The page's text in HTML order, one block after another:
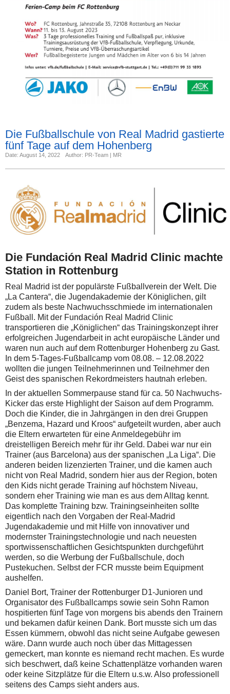
Die Fußballschule von Real Madrid gastierte
fünf Tage auf dem Hohenberg
Date: August 14, 2022 Author: PR-Team | MR
Die Fundación Real Madrid Clinic machte
Station in Rottenburg
Real Madrid ist der populärste Fußballverein der Welt. Die
„La Cantera“, die Jugendakademie der Königlichen, gilt
zudem als beste Nachwuchsschmiede im internationalen
Fußball. Mit der Fundación Real Madrid Clinic
transportieren die „Königlichen“ das Trainingskonzept ihrer
erfolgreichen Jugendarbeit in acht europäische Länder und
waren nun auch auf dem Rottenburger Hohenberg zu Gast.
In dem 5-Tages-Fußballcamp vom 08.08. – 12.08.2022
wollten die jungen Teilnehmerinnen und Teilnehmer den
Geist des spanischen Rekordmeisters hautnah erleben.
In der aktuellen Sommerpause stand für ca. 50 Nachwuchs-
Kicker das erste Highlight der Saison auf dem Programm.
Doch die Kinder, die in Jahrgängen in den drei Gruppen
„Benzema, Hazard und Kroos“ aufgeteilt wurden, aber auch
die Eltern erwarteten für eine Anmeldegebühr im
dreistelligen Bereich mehr für ihr Geld. Dabei war nur ein
Trainer (aus Barcelona) aus der spanischen „La Liga“. Die
anderen beiden lizenzierten Trainer, und die kamen auch
nicht von Real Madrid, sondern hier aus der Region, boten
den Kids nicht gerade Training auf höchstem Niveau,
sondern eher Training wie man es aus dem Alltag kennt.
Das komplette Training bzw. Trainingseinheiten sollte
eigentlich nach den Vorgaben der Real-Madrid
Jugendakademie und mit Hilfe von innovativer und
modernster Trainingstechnologie und nach neuesten
sportwissenschaftlichen Gesichtspunkten durchgeführt
werden, so die Werbung der Fußballschule, doch
Pustekuchen. Selbst der FCR musste beim Equipment
aushelfen.
Daniel Bort, Trainer der Rottenburger D1-Junioren und
Organisator des Fußballcamps sowie sein Sohn Ramon
hospitierten fünf Tage von morgens bis abends den Trainern
und bekamen dafür keinen Dank. Bort musste sich um das
Essen kümmern, obwohl das nicht seine Aufgabe gewesen
wäre. Dann wurde auch noch über das Mittagessen
gemeckert, man konnte es niemand recht machen. Es wurde
sich beschwert, daß keine Schattenplätze vorhanden waren
oder keine Sitzplätze für die Eltern u.s.w. Also professionell
seitens des Camps sieht anders aus.